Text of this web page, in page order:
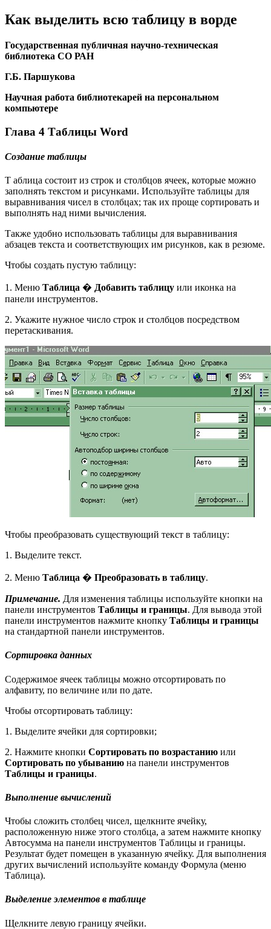
Как выделить всю таблицу в ворде
Государственная публичная научно-техническая
библиотека СО РАН
Г.Б. Паршукова
Научная работа библиотекарей на персональном
компьютере
Глава 4 Таблицы Word
Создание таблицы
Т аблица состоит из строк и столбцов ячеек, которые можно
заполнять текстом и рисунками. Используйте таблицы для
выравнивания чисел в столбцах; так их проще сортировать и
выполнять над ними вычисления.
Также удобно использовать таблицы для выравнивания
абзацев текста и соответствующих им рисунков, как в резюме.
Чтобы создать пустую таблицу:
1. Меню Таблица � Добавить таблицу или иконка на
панели инструментов.
2. Укажите нужное число строк и столбцов посредством
перетаскивания.
Чтобы преобразовать существующий текст в таблицу:
1. Выделите текст.
2. Меню Таблица � Преобразовать в таблицу.
Примечание. Для изменения таблицы используйте кнопки на
панели инструментов Таблицы и границы. Для вывода этой
панели инструментов нажмите кнопку Таблицы и границы
на стандартной панели инструментов.
Сортировка данных
Содержимое ячеек таблицы можно отсортировать по
алфавиту, по величине или по дате.
Чтобы отсортировать таблицу:
1. Выделите ячейки для сортировки;
2. Нажмите кнопки Сортировать по возрастанию или
Сортировать по убыванию на панели инструментов
Таблицы и границы.
Выполнение вычислений
Чтобы сложить столбец чисел, щелкните ячейку,
расположенную ниже этого столбца, а затем нажмите кнопку
Автосумма на панели инструментов Таблицы и границы.
Результат будет помещен в указанную ячейку. Для выполнения
других вычислений используйте команду Формула (меню
Таблица).
Выделение элементов в таблице
Щелкните левую границу ячейки.